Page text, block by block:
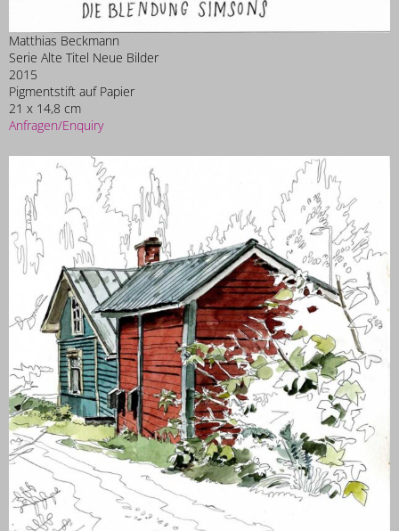
Matthias Beckmann
Serie Alte Titel Neue Bilder
2015
Pigmentstift auf Papier
21 x 14,8 cm
Anfragen/Enquiry